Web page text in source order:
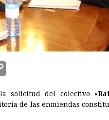
p
solicitud del colectivo «
de las enmiendas